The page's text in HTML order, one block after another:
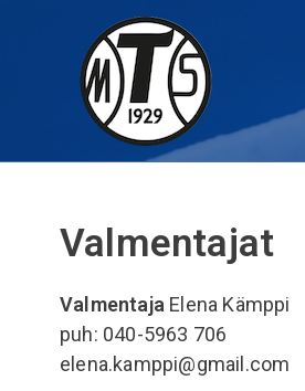
Valmentajat
Valmentaja Elena Kämppi
puh: 040-5963 706
elena.kamppi@gmail.com